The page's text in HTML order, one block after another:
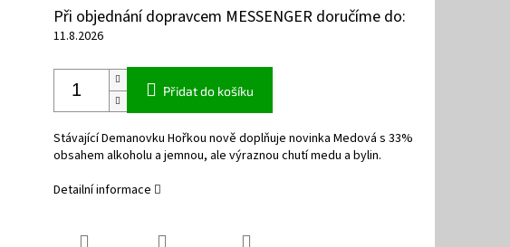
Při objednání dopravcem MESSENGER doručíme do:
11.8.2026
Přidat do košíku
Stávající Demanovku Hořkou nově doplňuje novinka Medová s 33%
obsahem alkoholu a jemnou, ale výraznou chutí medu a bylin.
Detailní informace